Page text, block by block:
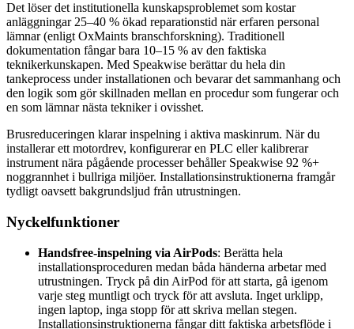
Det löser det institutionella kunskapsproblemet som kostar
anläggningar 25–40 % ökad reparationstid när erfaren personal
lämnar (enligt OxMaints branschforskning). Traditionell
dokumentation fångar bara 10–15 % av den faktiska
teknikerkunskapen. Med Speakwise berättar du hela din
tankeprocess under installationen och bevarar det sammanhang och
den logik som gör skillnaden mellan en procedur som fungerar och
en som lämnar nästa tekniker i ovisshet.
Brusreduceringen klarar inspelning i aktiva maskinrum. När du
installerar ett motordrev, konfigurerar en PLC eller kalibrerar
instrument nära pågående processer behåller Speakwise 92 %+
noggrannhet i bullriga miljöer. Installationsinstruktionerna framgår
tydligt oavsett bakgrundsljud från utrustningen.
Nyckelfunktioner
Handsfree-inspelning via AirPods: Berätta hela
installationsproceduren medan båda händerna arbetar med
utrustningen. Tryck på din AirPod för att starta, gå igenom
varje steg muntligt och tryck för att avsluta. Inget urklipp,
ingen laptop, inga stopp för att skriva mellan stegen.
Installationsinstruktionerna fångar ditt faktiska arbetsflöde i